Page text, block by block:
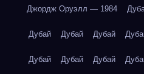
Джордж Оруэлл — 1984
Дубай Дубай Дубай
Дубай Дубай Дубай